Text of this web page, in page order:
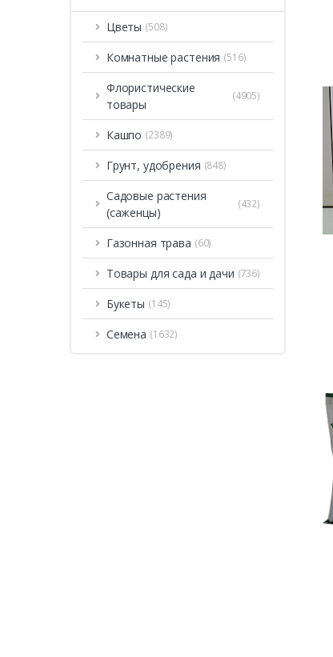
Цветы (508)
Комнатные растения (516)
Флористические
товары
(4905)
Кашпо (2389)
Грунт, удобрения (848)
Садовые растения
(саженцы)
(432)
Газонная трава (60)
Товары для сада и дачи (736)
Букеты (145)
Семена (1632)